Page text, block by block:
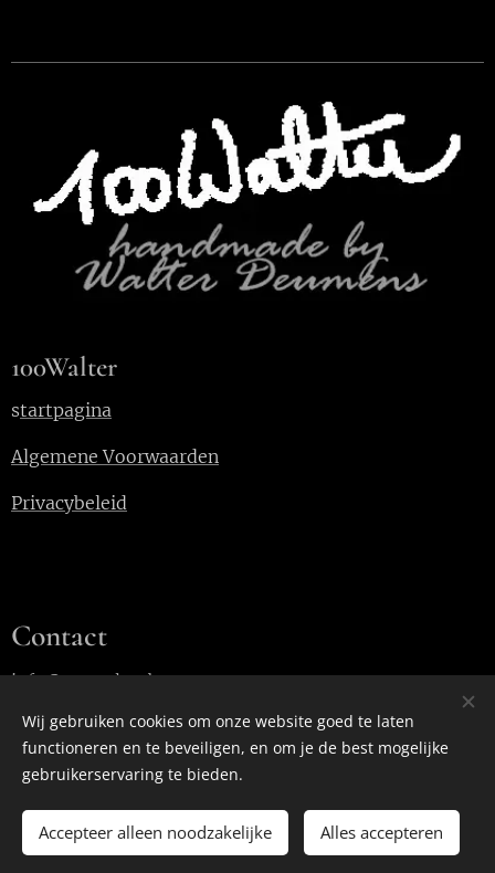
TOEVOEGEN AAN DE WINKELWAGEN
100Walter
startpagina
Algemene Voorwaarden
Privacybeleid
Contact
info@100walter.be
Cookies
Wij gebruiken cookies om onze website goed te laten
functioneren en te beveiligen, en om je de best mogelijke
gebruikerservaring te bieden.
Accepteer alleen noodzakelijke Alles accepteren